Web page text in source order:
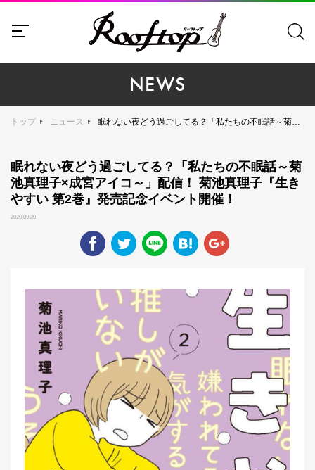
NEWS
トップ ニュース 眠れない夜どう過ごしてる？「私たちの不眠話～菊池真理子×成宮アイコ～」配信！ 菊池真理子『生きやすい 第2巻』発売記念イベント開催！
眠れない夜どう過ごしてる？「私たちの不眠話～菊
池真理子×成宮アイコ～」配信！ 菊池真理子『生き
やすい 第2巻』発売記念イベント開催！
2020.09.20